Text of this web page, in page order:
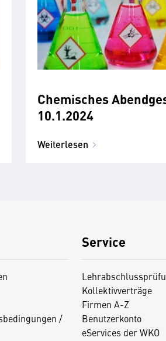
Chemisches
10.1.2024
Weiterlesen
/
Service
Kollektivverträge
Firmen A-Z
Benutzerkonto
eServices der WKO